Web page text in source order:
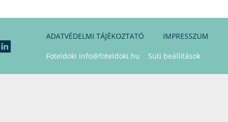
ADATVÉDELMI TÁJÉKOZTATÓ IMPRESSZUM
Foteldoki info@foteldoki.hu Süti beállítások